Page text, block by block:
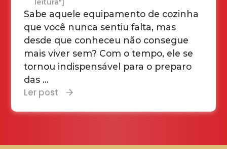
leitura"]
Sabe aquele equipamento de cozinha
que você nunca sentiu falta, mas
desde que conheceu não consegue
mais viver sem? Com o tempo, ele se
tornou indispensável para o preparo
das ...
Ler post